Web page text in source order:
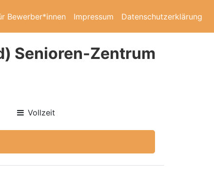
Bewerber*innen Impressum Datenschutzerklärung
Senioren-Zentrum
Vollzeit